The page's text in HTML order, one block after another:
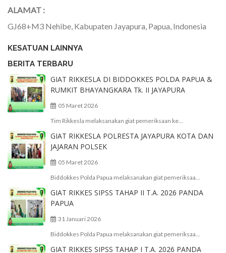
ALAMAT :
GJ68+M3 Nehibe, Kabupaten Jayapura, Papua, Indonesia
KESATUAN LAINNYA
BERITA TERBARU
GIAT RIKKESLA DI BIDDOKKES POLDA PAPUA &
RUMKIT BHAYANGKARA Tk. II JAYAPURA
05 Maret 2026
Tim Rikkesla melaksanakan giat pemeriksaan ke...
GIAT RIKKESLA POLRESTA JAYAPURA KOTA DAN
JAJARAN POLSEK
05 Maret 2026
Biddokkes Polda Papua melaksanakan giat pemeriksaa...
GIAT RIKKES SIPSS TAHAP II T.A. 2026 PANDA
PAPUA
31 Januari 2026
Biddokkes Polda Papua melaksanakan giat pemeriksaa...
GIAT RIKKES SIPSS TAHAP I T.A. 2026 PANDA